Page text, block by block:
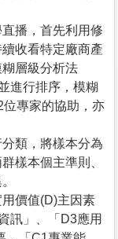
播，首先利用修
收看特定廠商產
層級分析法
進行排序，模糊
專家的協助，亦
類，將樣本分為
樣本個主準則、
價值(D)主因素
訊」、「D3應用